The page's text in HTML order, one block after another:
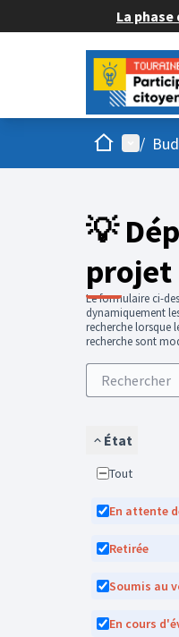
La
AccueilMenu
/
💡
projet
Le formulaire ci-
dynamiquement
recherche lorsque
recherche sont
État
Tout
En attente
Retirée
Soumis au
En cours